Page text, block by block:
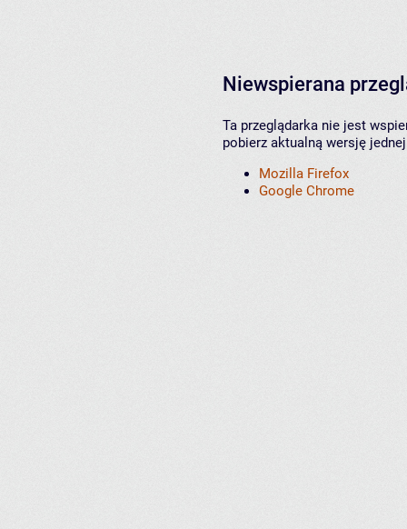
Niewspierana
Ta przeglądarka nie jest
pobierz aktualną wersję
Mozilla Firefox
Google Chrome